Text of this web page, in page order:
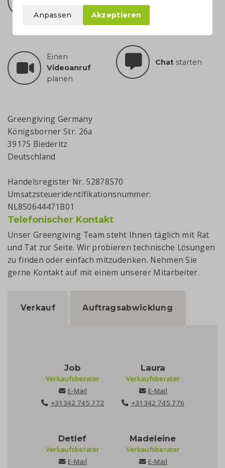
Einen
Videoanruf
planen
Chat starten
Greengiving Germany
Königsborner Str. 26a
39175 Biederitz
Deutschland
Handelsregister Nr. 52878570
Umsatzsteueridentifikationsnummer:
NL850644471B01
Telefonischer Kontakt
Unser Greengiving Team steht Ihnen täglich mit Rat
und Tat zur Seite. Wir probieren technische Lösungen
zu finden oder einfach mitzudenken. Nehmen Sie
gerne Kontakt auf mit einem unserer Mitarbeiter.
Verkauf Auftragsabwicklung
Job
Verkaufsberater
E-Mail
+31342 745 772
Laura
Verkaufsberater
E-Mail
+31342 745 776
Detlef
Verkaufsberater
E-Mail
Madeleine
Verkaufsberater
E-Mail
Anpassen Akzeptieren